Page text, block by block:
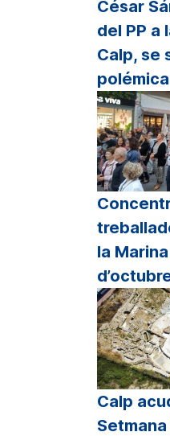
César
del PP a
Calp, se
la
Calp